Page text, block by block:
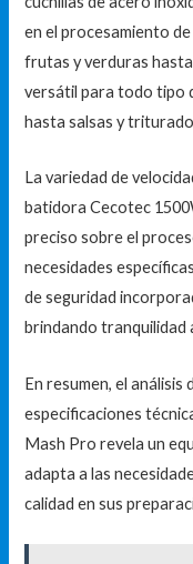
en el procesamiento
frutas y verduras
versátil para todo tipo
hasta salsas y
La variedad de
batidora Cecotec
preciso sobre el
necesidades
de seguridad
brindando tranquilidad
En resumen, el
especificaciones
Mash Pro revela un
adapta a las
calidad en sus